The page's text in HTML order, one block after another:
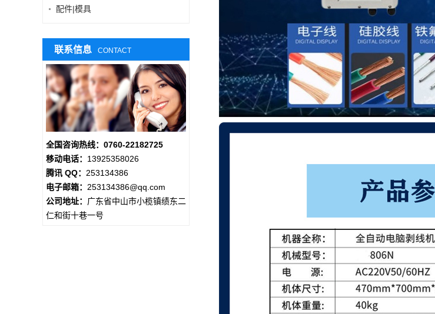
配件|模具
联系信息 CONTACT
全国咨询热线：0760-22182725
移动电话： 13925358026
腾讯 QQ： 253134386
电子邮箱： 253134386@qq.com
公司地址： 广东省中山市小榄镇绩东二
仁和街十巷一号